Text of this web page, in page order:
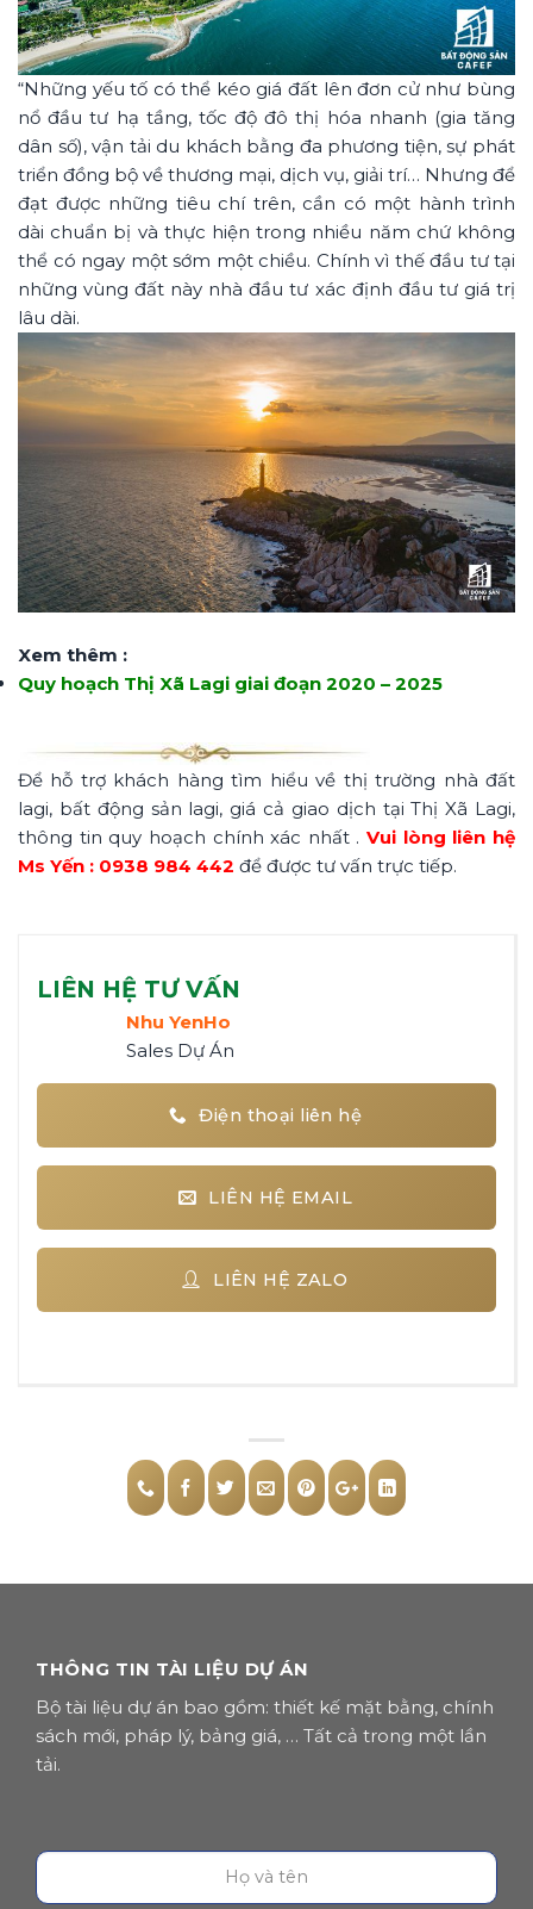
“Những yếu tố có thể kéo giá đất lên đơn cử như bùng
nổ đầu tư hạ tầng, tốc độ đô thị hóa nhanh (gia tăng
dân số), vận tải du khách bằng đa phương tiện, sự phát
triển đồng bộ về thương mại, dịch vụ, giải trí… Nhưng để
đạt được những tiêu chí trên, cần có một hành trình
dài chuẩn bị và thực hiện trong nhiều năm chứ không
thể có ngay một sớm một chiều. Chính vì thế đầu tư tại
những vùng đất này nhà đầu tư xác định đầu tư giá trị
lâu dài.
Xem thêm :
Quy hoạch Thị Xã Lagi giai đoạn 2020 – 2025
Để hỗ trợ khách hàng tìm hiểu về thị trường nhà đất
lagi, bất động sản lagi, giá cả giao dịch tại Thị Xã Lagi,
thông tin quy hoạch chính xác nhất .Vui lòng liên hệ
Ms Yến : 0938 984 442 để được tư vấn trực tiếp.
LIÊN HỆ TƯ VẤN
Nhu YenHo
Sales Dự Án
Điện thoại liên hệ
LIÊN HỆ EMAIL
LIÊN HỆ ZALO
THÔNG TIN TÀI LIỆU DỰ ÁN
Bộ tài liệu dự án bao gồm: thiết kế mặt bằng, chính
sách mới, pháp lý, bảng giá, … Tất cả trong một lần
tải.